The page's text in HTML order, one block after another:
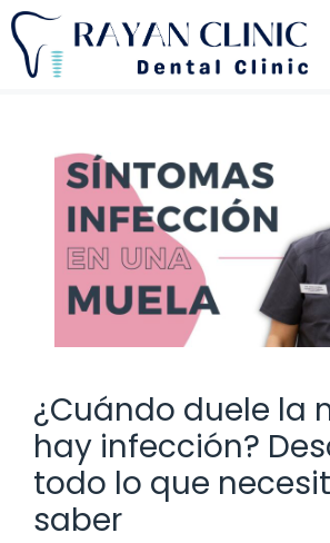
Saltar
al
contenido
¿Cuándo duele la
hay infección?
todo lo que
saber